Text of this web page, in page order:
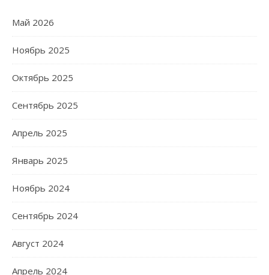
Май 2026
Ноябрь 2025
Октябрь 2025
Сентябрь 2025
Апрель 2025
Январь 2025
Ноябрь 2024
Сентябрь 2024
Август 2024
Апрель 2024